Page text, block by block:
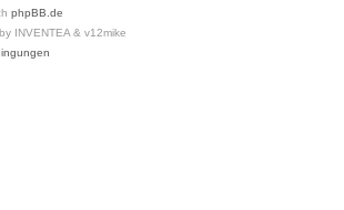
phpBB.de
INVENTEA & v12mike